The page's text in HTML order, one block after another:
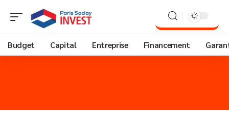
Budget Capital Entreprise Financement